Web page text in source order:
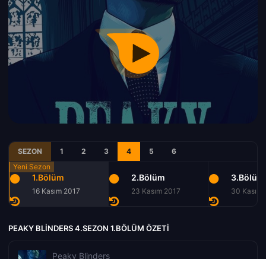
SEZON 1 2 3 4 5 6
1.Bölüm
16 Kasım 2017
2.Bölüm
23 Kasım 2017
3.Bölüm
30 Kasım
PEAKY BLINDERS 4.SEZON 1.BÖLÜM ÖZETI
Peaky Blinders